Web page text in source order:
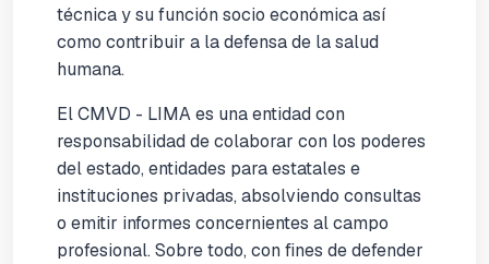
técnica y su función socio económica así
como contribuir a la defensa de la salud
humana.
El CMVD - LIMA es una entidad con
responsabilidad de colaborar con los poderes
del estado, entidades para estatales e
instituciones privadas, absolviendo consultas
o emitir informes concernientes al campo
profesional. Sobre todo, con fines de defender